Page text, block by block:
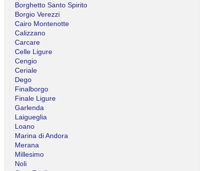
Borghetto Santo Spirito
Borgio Verezzi
Cairo Montenotte
Calizzano
Carcare
Celle Ligure
Cengio
Ceriale
Dego
Finalborgo
Finale Ligure
Garlenda
Laigueglia
Loano
Marina di Andora
Merana
Millesimo
Noli